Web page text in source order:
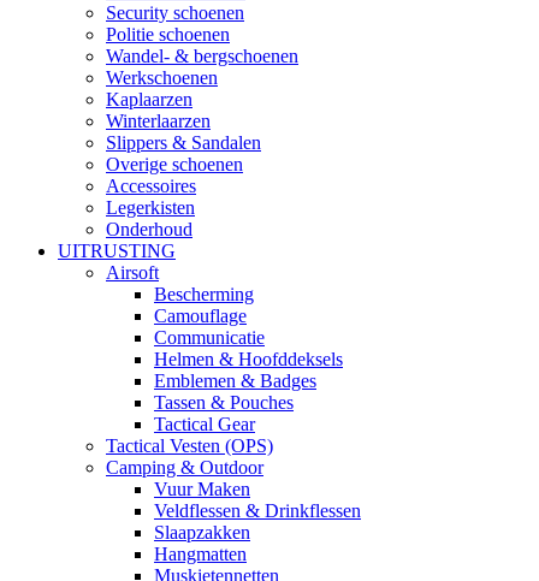
Security schoenen
Politie schoenen
Wandel- & bergschoenen
Werkschoenen
Kaplaarzen
Winterlaarzen
Slippers & Sandalen
Overige schoenen
Accessoires
Legerkisten
Onderhoud
UITRUSTING
Airsoft
Bescherming
Camouflage
Communicatie
Helmen & Hoofddeksels
Emblemen & Badges
Tassen & Pouches
Tactical Gear
Tactical Vesten (OPS)
Camping & Outdoor
Vuur Maken
Veldflessen & Drinkflessen
Slaapzakken
Hangmatten
Muskietennetten